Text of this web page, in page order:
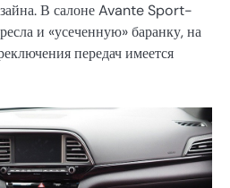
В салоне Avante Sport-
и «усеченную» баранку, на
передач имеется